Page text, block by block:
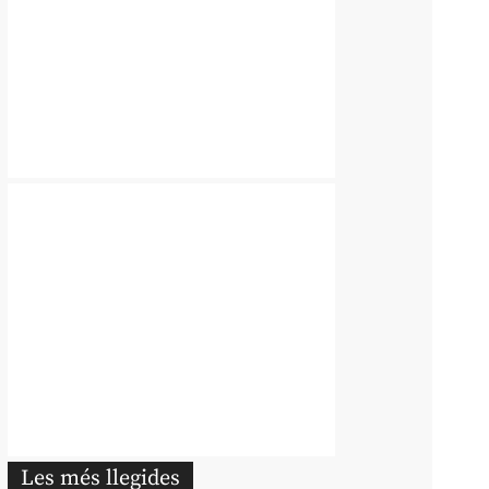
Les més llegides